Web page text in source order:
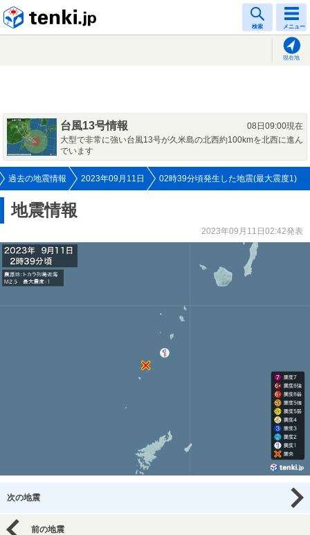
検索 メニュー
現在地
台風13号情報
08日09:00現在
大型で非常に強い台風13号が久米島の北西約100kmを北西に進ん
でいます
過去の地震情報 2023年09月11日 02時39分頃発生した地震(最大震度1)
地震情報
2023年09月11日02:42発表
次の地震
前の地震